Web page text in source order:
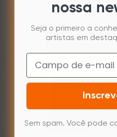
nossa
Seja o primeiro a
artistas em
Email
Sem spam. Você pode